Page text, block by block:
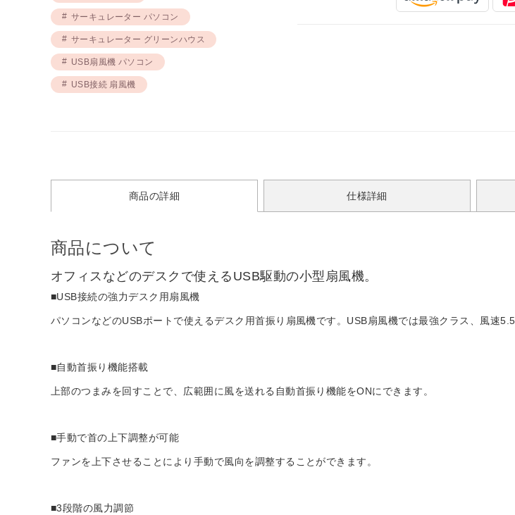
サーキュレーター パソコン
サーキュレーター グリーンハウス
USB扇風機 パソコン
USB接続 扇風機
商品の詳細 仕様詳細
商品について
オフィスなどのデスクで使えるUSB駆動の小型扇風機。
■USB接続の強力デスク用扇風機
パソコンなどのUSBポートで使えるデスク用首振り扇風機です。USB扇風機では最強クラス、風速
■自動首振り機能搭載
上部のつまみを回すことで、広範囲に風を送れる自動首振り機能をONにできます。
■手動で首の上下調整が可能
ファンを上下させることにより手動で風向を調整することができます。
■3段階の風力調節